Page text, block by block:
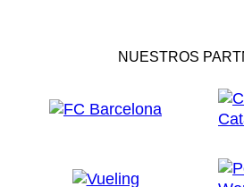
NUESTROS